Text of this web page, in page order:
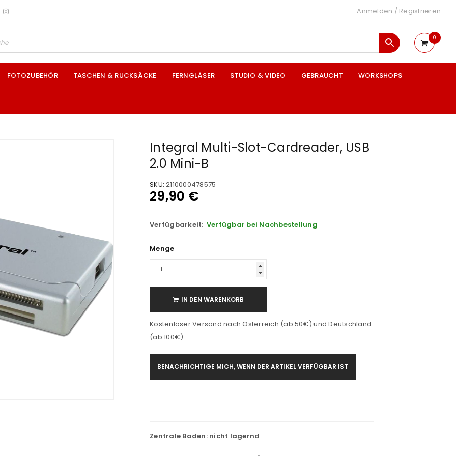
Anmelden / Registrieren
0
FOTOZUBEHÖR TASCHEN & RUCKSÄCKE FERNGLÄSER STUDIO & VIDEO GEBRAUCHT WORKSHOPS
Integral Multi-Slot-Cardreader, USB
2.0 Mini-B
SKU: 2110000478575
29,90 €
Verfügbarkeit: Verfügbar bei Nachbestellung
Menge
IN DEN WARENKORB
Kostenloser Versand nach Österreich (ab 50€) und Deutschland
(ab 100€)
BENACHRICHTIGE MICH, WENN DER ARTIKEL VERFÜGBAR IST
Zentrale Baden: nicht lagernd